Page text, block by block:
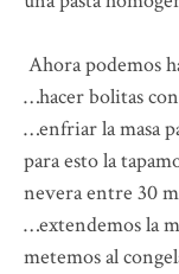
Ahora podemos
…hacer bolitas
…enfriar la masa
para esto la
nevera entre 30
…extendemos la
metemos al